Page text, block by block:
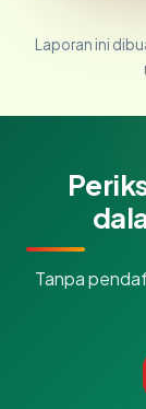
Laporan ini
Tanpa